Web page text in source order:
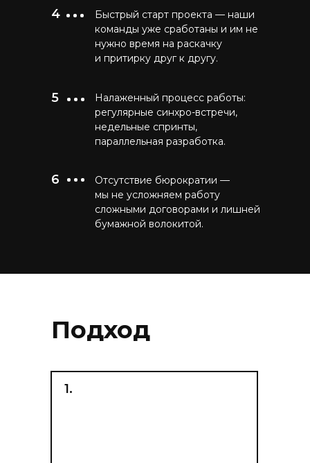
Отсутствие бюрократии —
мы не усложняем работу
сложными договорами и лишней
бумажной волокитой.
6
Налаженный процесс работы:
регулярные синхро-встречи,
недельные спринты,
параллельная разработка.
5
Быстрый старт проекта — наши
команды уже сработаны и им не
нужно время на раскачку
и притирку друг к другу.
4
Подход
1.